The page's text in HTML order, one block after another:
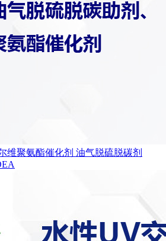
维聚氨酯催化剂 油气脱硫脱碳剂